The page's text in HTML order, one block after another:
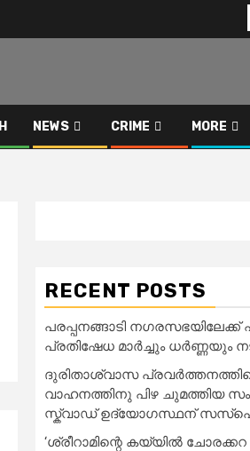
NEWS CRIME MORE
RECENT POSTS
പരപ്പനങ്ങാടി
പ്രതിഷേധ മാർച്ചും ധർണ്ണയും
ദുരിതാശ്വാസ
വാഹനത്തിനു പിഴ ചുമത്തിയ
സ്ക്വാഡ് ഉദ്യോഗസ്ഥന്
‘ശ്രീറാമിന്റെ കയ്യിൽ